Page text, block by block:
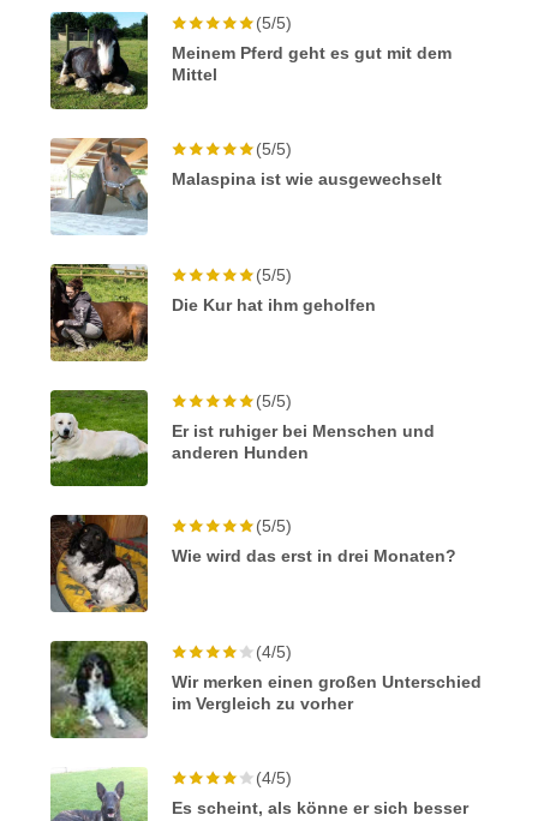
(5/5)
Meinem Pferd geht es gut mit dem
Mittel
(5/5)
Malaspina ist wie ausgewechselt
(5/5)
Die Kur hat ihm geholfen
(5/5)
Er ist ruhiger bei Menschen und
anderen Hunden
(5/5)
Wie wird das erst in drei Monaten?
(4/5)
Wir merken einen großen Unterschied
im Vergleich zu vorher
(4/5)
Es scheint, als könne er sich besser